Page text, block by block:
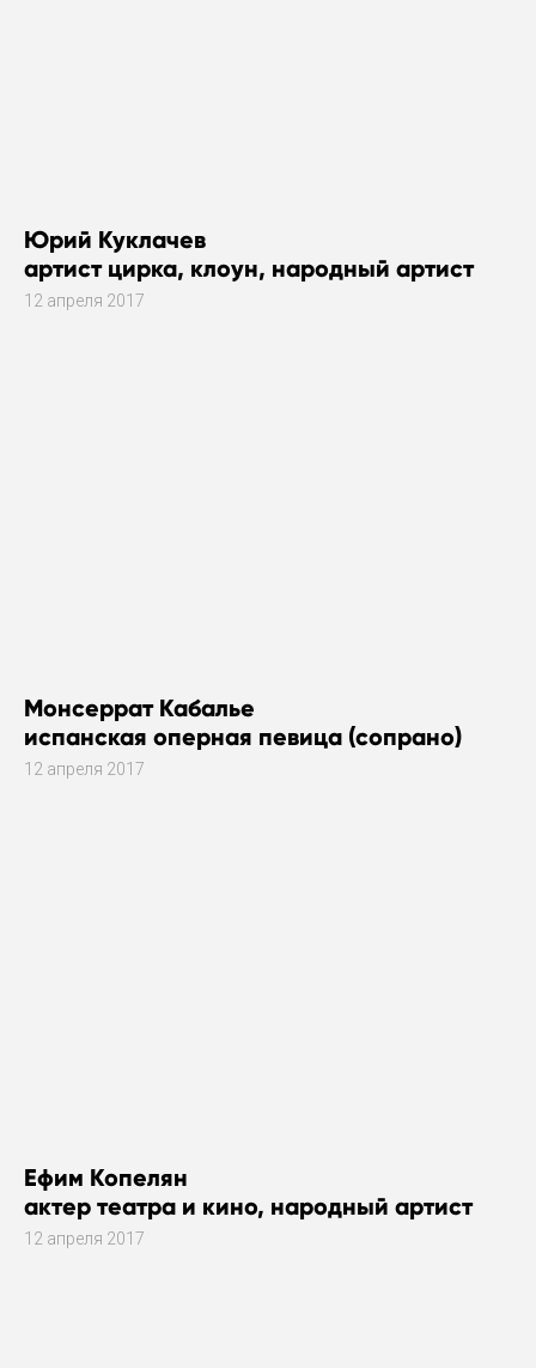
Юрий Куклачев
артист цирка, клоун, народный артист
12 апреля 2017
Монсеррат Кабалье
испанская оперная певица (сопрано)
12 апреля 2017
Ефим Копелян
актер театра и кино, народный артист
12 апреля 2017